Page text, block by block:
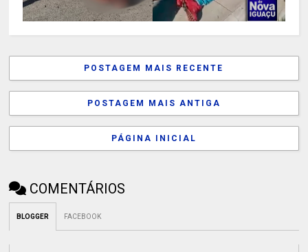
POSTAGEM MAIS RECENTE
POSTAGEM MAIS ANTIGA
PÁGINA INICIAL
COMENTÁRIOS
BLOGGER FACEBOOK